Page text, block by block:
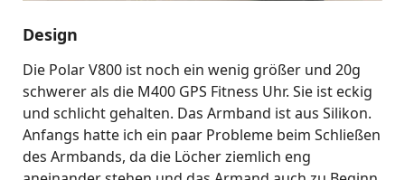
Design
Die Polar V800 ist noch ein wenig größer und 20g
schwerer als die M400 GPS Fitness Uhr. Sie ist eckig
und schlicht gehalten. Das Armband ist aus Silikon.
Anfangs hatte ich ein paar Probleme beim Schließen
des Armbands, da die Löcher ziemlich eng